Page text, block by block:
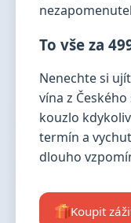
To vše za
Nenechte si
vína z
kouzlo
termín a
dlouho
Koupit